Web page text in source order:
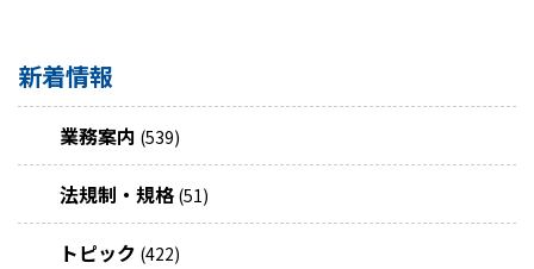
新着情報
業務案内 (539)
法規制・規格 (51)
トピック (422)